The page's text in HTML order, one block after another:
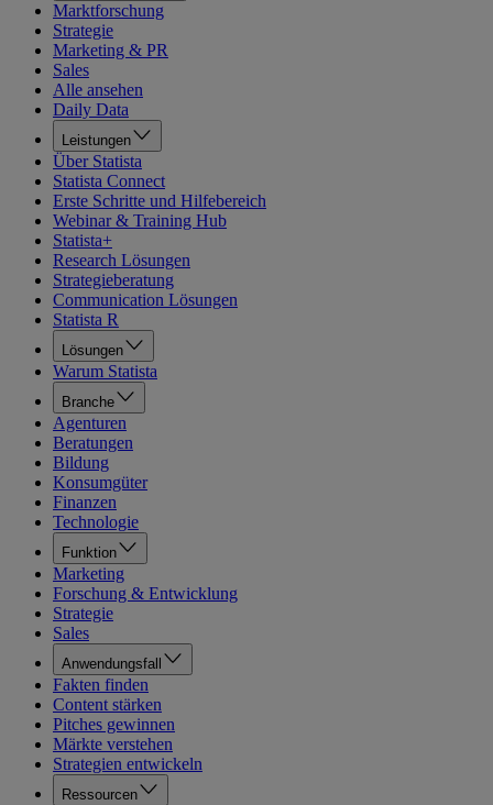
Marktforschung
Strategie
Marketing & PR
Sales
Alle ansehen
Daily Data
Leistungen
Über Statista
Statista Connect
Erste Schritte und Hilfebereich
Webinar & Training Hub
Statista+
Research Lösungen
Strategieberatung
Communication Lösungen
Statista R
Lösungen
Warum Statista
Branche
Agenturen
Beratungen
Bildung
Konsumgüter
Finanzen
Technologie
Funktion
Marketing
Forschung & Entwicklung
Strategie
Sales
Anwendungsfall
Fakten finden
Content stärken
Pitches gewinnen
Märkte verstehen
Strategien entwickeln
Ressourcen